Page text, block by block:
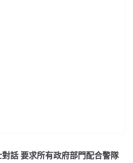
話 要求所有政府部門配合警隊